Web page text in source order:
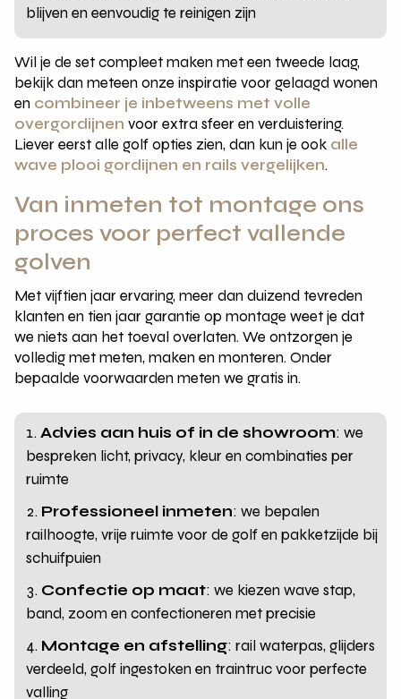
blijven en eenvoudig te reinigen zijn
Wil je de set compleet maken met een tweede laag,
bekijk dan meteen onze inspiratie voor gelaagd wonen
en combineer je inbetweens met volle
overgordijnen voor extra sfeer en verduistering.
Liever eerst alle golf opties zien, dan kun je ook alle
wave plooi gordijnen en rails vergelijken.
Van inmeten tot montage ons
proces voor perfect vallende
golven
Met vijftien jaar ervaring, meer dan duizend tevreden
klanten en tien jaar garantie op montage weet je dat
we niets aan het toeval overlaten. We ontzorgen je
volledig met meten, maken en monteren. Onder
bepaalde voorwaarden meten we gratis in.
Advies aan huis of in de showroom: we
bespreken licht, privacy, kleur en combinaties per
ruimte
Professioneel inmeten: we bepalen
railhoogte, vrije ruimte voor de golf en pakketzijde bij
schuifpuien
Confectie op maat: we kiezen wave stap,
band, zoom en confectioneren met precisie
Montage en afstelling: rail waterpas, glijders
verdeeld, golf ingestoken en traintruc voor perfecte
valling